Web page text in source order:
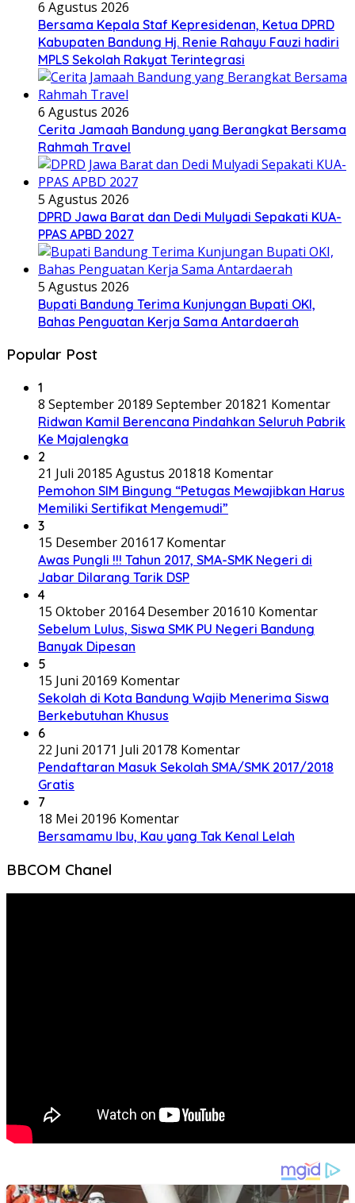
6 Agustus 2026
Bersama Kepala Staf Kepresidenan, Ketua DPRD
Kabupaten Bandung Hj. Renie Rahayu Fauzi hadiri
MPLS Sekolah Rakyat Terintegrasi
6 Agustus 2026
Cerita Jamaah Bandung yang Berangkat Bersama
Rahmah Travel
5 Agustus 2026
DPRD Jawa Barat dan Dedi Mulyadi Sepakati KUA-
PPAS APBD 2027
5 Agustus 2026
Bupati Bandung Terima Kunjungan Bupati OKI,
Bahas Penguatan Kerja Sama Antardaerah
Popular Post
1
8 September 20189 September 201821 Komentar
Ridwan Kamil Berencana Pindahkan Seluruh Pabrik
Ke Majalengka
2
21 Juli 20185 Agustus 201818 Komentar
Pemohon SIM Bingung “Petugas Mewajibkan Harus
Memiliki Sertifikat Mengemudi”
3
15 Desember 201617 Komentar
Awas Pungli !!! Tahun 2017, SMA-SMK Negeri di
Jabar Dilarang Tarik DSP
4
15 Oktober 20164 Desember 201610 Komentar
Sebelum Lulus, Siswa SMK PU Negeri Bandung
Banyak Dipesan
5
15 Juni 20169 Komentar
Sekolah di Kota Bandung Wajib Menerima Siswa
Berkebutuhan Khusus
6
22 Juni 20171 Juli 20178 Komentar
Pendaftaran Masuk Sekolah SMA/SMK 2017/2018
Gratis
7
18 Mei 20196 Komentar
Bersamamu Ibu, Kau yang Tak Kenal Lelah
BBCOM Chanel